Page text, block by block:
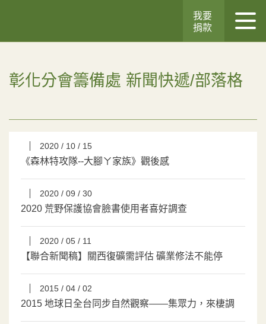
我要
捐款
彰化分會籌備處 新聞快遞/部落格
2020 / 10 / 15
《森林特攻隊--大腳ㄚ家族》觀後感
2020 / 09 / 30
2020 荒野保護協會臉書使用者喜好調查
2020 / 05 / 11
【聯合新聞稿】關西復礦需評估 礦業修法不能停
2015 / 04 / 02
2015 地球日全台同步自然觀察——集眾力，來棲調